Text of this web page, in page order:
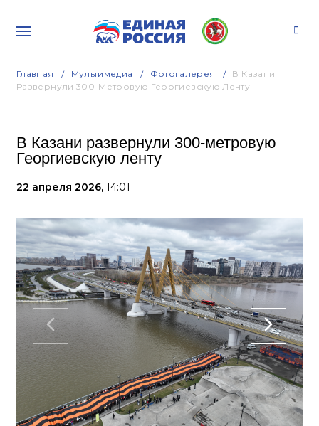
Главная Мультимедиа Фотогалерея
В Казани
Развернули 300-Метровую Георгиевскую Ленту
В Казани развернули 300-метровую
Георгиевскую ленту
22 апреля 2026, 14:01